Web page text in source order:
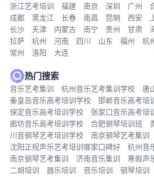
浙江艺考培训 福建 南京 深圳 广州
成都
黑龙江 长春 南昌 昆明 西安
长沙
天津 内蒙古 南宁 贵州 甘肃
拉萨
杭州 河南 四川 山东 福州 杭
常州
洛阳 大连
热门搜索
音乐艺考集训 杭州音乐艺考集训学校
唐
秦皇岛音乐高考培训学校
邯郸音乐高考培
保定音乐高考培训学校
张家口音乐高考培
廊坊音乐高考培训学校
合肥钢琴培训班
川音钢琴艺考培训学校
南京钢琴艺考集训
沈阳正规声乐艺考培训哪家口碑好
杭州音
南京钢琴艺考集训
济南音乐集训 寒假声
二胡培训
器乐培训 音乐培训 钢琴培训